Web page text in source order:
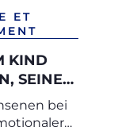
ET
KIND
SEINE
bei